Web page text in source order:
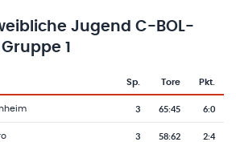
Jugend C-BOL-
1
Sp. Tore Pkt.
3 65:45 6:0
3 58:62 2:4